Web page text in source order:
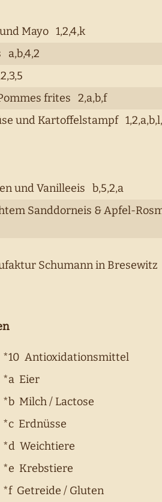
Mayo 1,2,4,k
frites 2,a,b,f
und Kartoffelstampf
und Vanilleeis b,5,2,a
Sanddorneis & Apfel-
Schumann in Bresewitz
*10 Antioxidationsmittel
*a Eier
*b Milch / Lactose
*c Erdnüsse
*d Weichtiere
*e Krebstiere
*f Getreide / Gluten